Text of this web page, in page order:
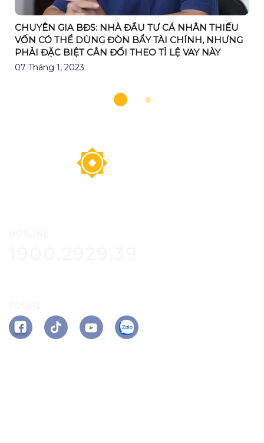
CHUYÊN GIA BĐS: NHÀ ĐẦU TƯ CÁ NHÂN THIẾU
VỐN CÓ THỂ DÙNG ĐÒN BẨY TÀI CHÍNH, NHƯNG
PHẢI ĐẶC BIỆT CÂN ĐỐI THEO TỈ LỆ VAY NÀY
07 Tháng 1, 2023